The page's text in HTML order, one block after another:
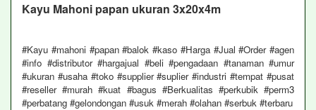
Kayu Mahoni papan ukuran 3x20x4m
#Kayu #mahoni #papan #balok #kaso #Harga #Jual #Order #agen
#info #distributor #hargajual #beli #pengadaan #tanaman #umur
#ukuran #usaha #toko #supplier #suplier #industri #tempat #pusat
#reseller #murah #kuat #bagus #Berkualitas #perkubik #perm3
#perbatang #gelondongan #usuk #merah #olahan #serbuk #terbaru